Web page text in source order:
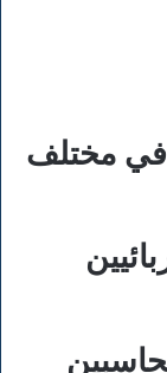
في مختلف